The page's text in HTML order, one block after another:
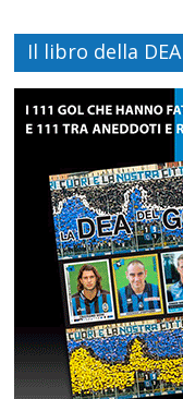
Il libro della DEA